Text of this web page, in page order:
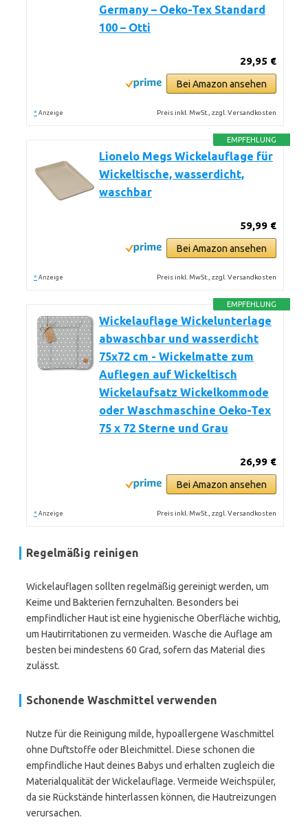
Germany – Oeko-Tex Standard
100 – Otti
29,95 €
Bei Amazon ansehen
* Anzeige Preis inkl. MwSt., zzgl. Versandkosten
EMPFEHLUNG
Lionelo Megs Wickelauflage für
Wickeltische, wasserdicht,
waschbar
59,99 €
Bei Amazon ansehen
* Anzeige Preis inkl. MwSt., zzgl. Versandkosten
EMPFEHLUNG
Wickelauflage Wickelunterlage
abwaschbar und wasserdicht
75x72 cm - Wickelmatte zum
Auflegen auf Wickeltisch
Wickelaufsatz Wickelkommode
oder Waschmaschine Oeko-Tex
75 x 72 Sterne und Grau
26,99 €
Bei Amazon ansehen
* Anzeige Preis inkl. MwSt., zzgl. Versandkosten
Regelmäßig reinigen
Wickelauflagen sollten regelmäßig gereinigt werden, um
Keime und Bakterien fernzuhalten. Besonders bei
empfindlicher Haut ist eine hygienische Oberfläche wichtig,
um Hautirritationen zu vermeiden. Wasche die Auflage am
besten bei mindestens 60 Grad, sofern das Material dies
zulässt.
Schonende Waschmittel verwenden
Nutze für die Reinigung milde, hypoallergene Waschmittel
ohne Duftstoffe oder Bleichmittel. Diese schonen die
empfindliche Haut deines Babys und erhalten zugleich die
Materialqualität der Wickelauflage. Vermeide Weichspüler,
da sie Rückstände hinterlassen können, die Hautreizungen
verursachen.